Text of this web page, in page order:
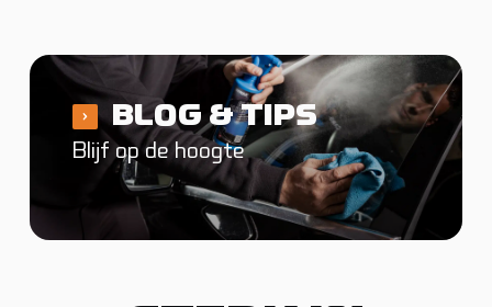
BLOG & TIPS
Blijf op de hoogte